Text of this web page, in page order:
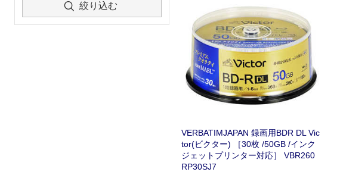
絞り込む
VERBATIMJAPAN 録画用BDR DL Vic
tor(ビクター) ［30枚 /50GB /インク
ジェットプリンター対応］ VBR260
RP30SJ7